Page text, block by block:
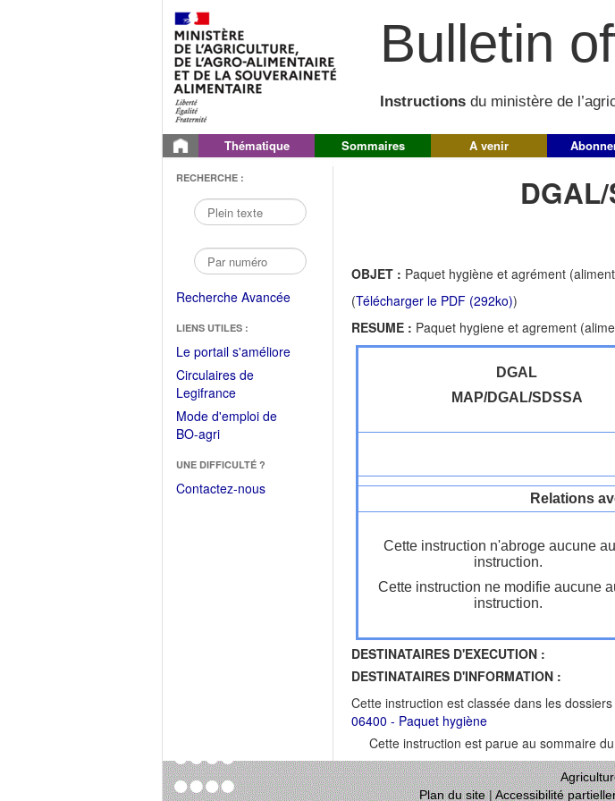
Bulletin
Instructions du ministère de
Thématique Sommaires A venir
RECHERCHE :
Recherche Avancée
LIENS UTILES :
Le portail s'améliore(Fichier
Circulaires de
Legifrance(Ouvrir
dans
une
fenêtre)
Mode d'emploi de
BO-agri(Ouvrir
une
nouvelle
UNE DIFFICULTÉ ?
Contactez-nous
OBJET : Paquet hygiène et agrément
(Télécharger le PDF (292ko))
RESUME : Paquet hygiene et agrement
DGAL
MAP/DGAL/SDSSA
Relations
Cette instruction n'abroge aucune
instruction.
Cette instruction ne modifie aucune
instruction.
DESTINATAIRES D'EXECUTION :
DESTINATAIRES D'INFORMATION :
Cette instruction est classée dans les
06400 - Paquet hygiène
Cette instruction est parue au sommaire du
Plan du site|Accessibilité